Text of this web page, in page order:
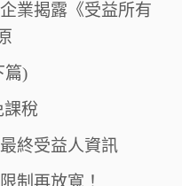
業揭露《受益所有
篇)
課稅
終受益人資訊